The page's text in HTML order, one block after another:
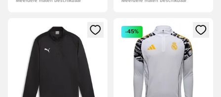
Opent een venster om in te loggen of je aan te melden als
Opent een venster om in te
-45%